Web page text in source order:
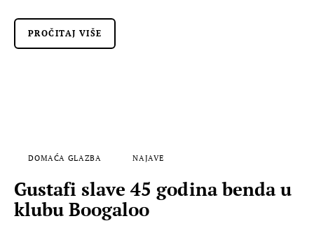
PROČITAJ VIŠE
DOMAĆA GLAZBA NAJAVE
Gustafi slave 45 godina benda u
klubu Boogaloo